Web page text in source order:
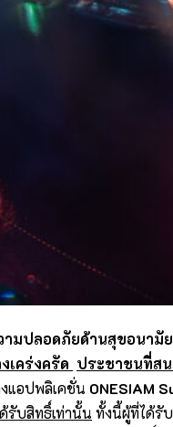
ามปลอดภัยด้านสุขอนามั
เคร่งครัด ประชาชนที่สน
แอปพลิเคชั่น ONESIAM
รับสิทธิ์เท่านั้น ทั้งนี้ผู้ที่ได้รั